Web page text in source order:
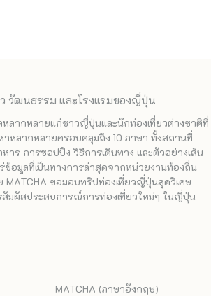
ว วัฒนธรรม และโรงแรมของญี่ปุ่น
หลากหลายแก่ชาวญี่ปุ่นและนักท่องเที่ยวต่างชาติที่
หลากหลายครอบคลุมถึง 10 ภาษา ทั้งสถานที่
หาร การชอปปิง วิธีการเดินทาง และตัวอย่างเส้น
ข้อมูลที่เป็นทางการล่าสุดจากหน่วยงานท้องถิ่น
ขอมอบทริปท่องเที่ยวญี่ปุ่นสุดวิเศษ
มผัสประสบการณ์การท่องเที่ยวใหม่ๆ ในญี่ปุ่น
MATCHA (ภาษาอังกฤษ)